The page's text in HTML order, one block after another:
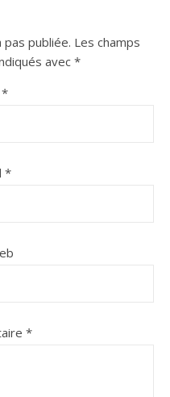
publiée. Les champs
avec *
*
*
*